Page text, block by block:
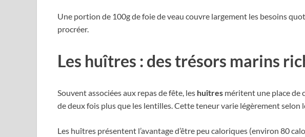
Une portion de 100g de foie de veau couvre largement les besoins
procréer.
Les huîtres : des trésors marins
Souvent associées aux repas de fête, les huîtres méritent une place de
de deux fois plus que les lentilles. Cette teneur varie légèrement selon
Les huîtres présentent l’avantage d’être peu caloriques (environ 80